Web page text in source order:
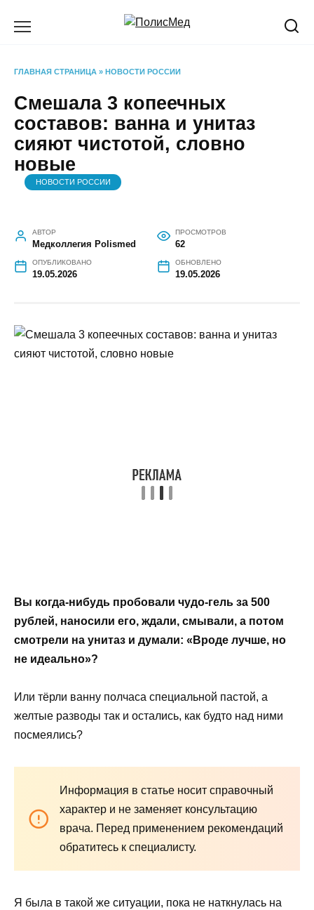
ГЛАВНАЯ СТРАНИЦА » НОВОСТИ РОССИИ
Смешала 3 копеечных
составов: ванна и унитаз
сияют чистотой, словно
новые
НОВОСТИ РОССИИ
АВТОР
Медколлегия Polismed
ПРОСМОТРОВ
62
ОПУБЛИКОВАНО
19.05.2026
ОБНОВЛЕНО
19.05.2026
Вы когда-нибудь пробовали чудо-гель за 500
рублей, наносили его, ждали, смывали, а потом
смотрели на унитаз и думали: «Вроде лучше, но
не идеально»?
Или тёрли ванну полчаса специальной пастой, а
желтые разводы так и остались, как будто над ними
посмеялись?
Информация в статье носит справочный
характер и не заменяет консультацию
врача. Перед применением рекомендаций
обратитесь к специалисту.
Я была в такой же ситуации, пока не наткнулась на